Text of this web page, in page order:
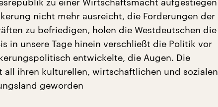
nicht mehr ausreicht, die Forderungen der
zu befriedigen, holen die Westdeutschen die
in unsere Tage hinein verschließt die Politik vor
entwickelte, die Augen. Die
all ihren kulturellen, wirtschaftlichen und sozialen
geworden